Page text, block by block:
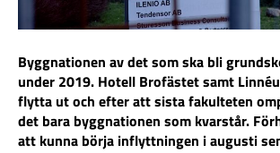
Byggnationen av det som ska bli
under 2019. Hotell Brofästet samt
flytta ut och efter att sista fakulteten
det bara byggnationen som kvarstår.
att kunna börja inflyttningen i augusti